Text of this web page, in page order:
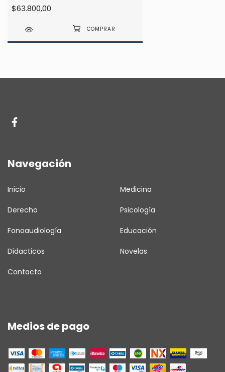
$63.800,00
Navegación
Inicio Medicina
Derecho Psicología
Fonoaudiología Educación
Didacticos Novelas
Contacto
Medios de pago